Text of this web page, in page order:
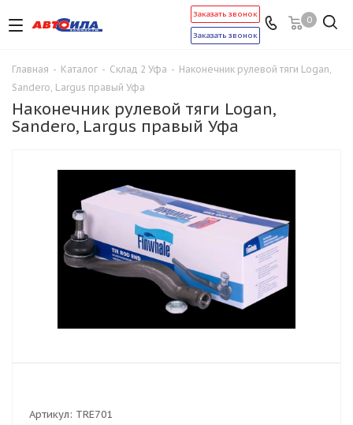
0
Заказать звонок
Заказать звонок
Главная - Каталог - Склад 2 Уфа - Наконечник рулевой тяги Logan,
Sandero, Largus правый Уфа
Наконечник рулевой тяги Logan,
Sandero, Largus правый Уфа
Артикул: TRE701